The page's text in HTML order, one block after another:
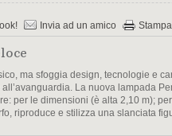
Invia ad un amico Stampa
ma sfoggia design, tecnologie e
La nuova lampada
per le dimensioni (è alta 2,10 m);
riproduce e stilizza una slanciata